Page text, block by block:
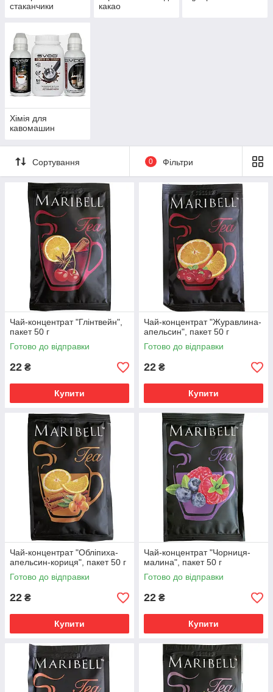
стаканчики
какао
Хімія для
кавомашин
Сортування 0 Фільтри
Чай-концентрат "Глінтвейн",
пакет 50 г
Готово до відправки
22 ₴
Купити
Чай-концентрат "Журавлина-
апельсин", пакет 50 г
Готово до відправки
22 ₴
Купити
Чай-концентрат "Обліпиха-
апельсин-кориця", пакет 50 г
Готово до відправки
22 ₴
Купити
Чай-концентрат "Чорниця-
малина", пакет 50 г
Готово до відправки
22 ₴
Купити